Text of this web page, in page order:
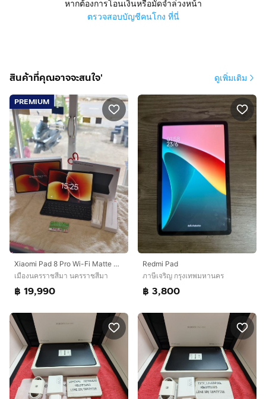
หากต้องการโอนเงินหรือมัดจำล่วงหน้า
ตรวจสอบบัญชีคนโกง ที่นี่
สินค้าที่คุณอาจจะสนใจ' ดูเพิ่มเติม
PREMIUM
Xiaomi Pad 8 Pro Wi-Fi Matte Glass (12+512GB) Gray
เมืองนครราชสีมา นครราชสีมา
฿ 19,990
Redmi Pad
ภาษีเจริญ กรุงเทพมหานคร
฿ 3,800